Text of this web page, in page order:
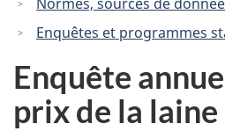
Enquêtes et programmes
Enquête
prix de la laine